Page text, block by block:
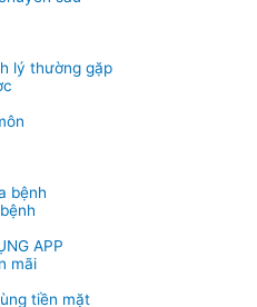
lý thường gặp
bệnh
APP
mãi
tiền mặt